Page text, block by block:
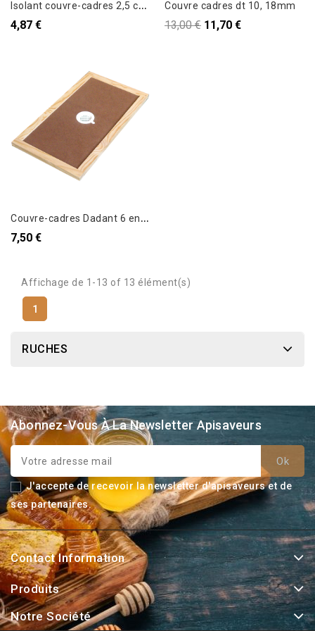
I
solant couvre-cadres 2,5 cm dadant 10
4,87 €
Couvre cadres dt 10, 18mm
13,00 € 11,70 €
C
ouvre-cadres Dadant 6 en isorel encadré (18mm), percé avec bouchon
7,50 €
Affichage de 1-13 of 13 élément(s)
1
RUCHES
Abonnez-Vous À La Newsletter Apisaveurs
J'accepte de recevoir la newsletter d'apisaveurs et de
ses partenaires.
Contact Information
Produits
Notre Société